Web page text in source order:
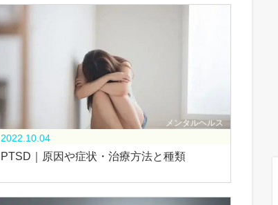
メンタルヘルス
2022.10.04
PTSD｜原因や症状・治療方法と種類